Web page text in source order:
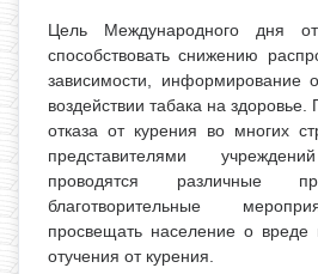
Цель Международного дня
способствовать снижению
зависимости, информирование
воздействии табака на
отказа от курения во многих
представителями
проводятся различные
благотворительные
просвещать население о вреде
отучения от курения.